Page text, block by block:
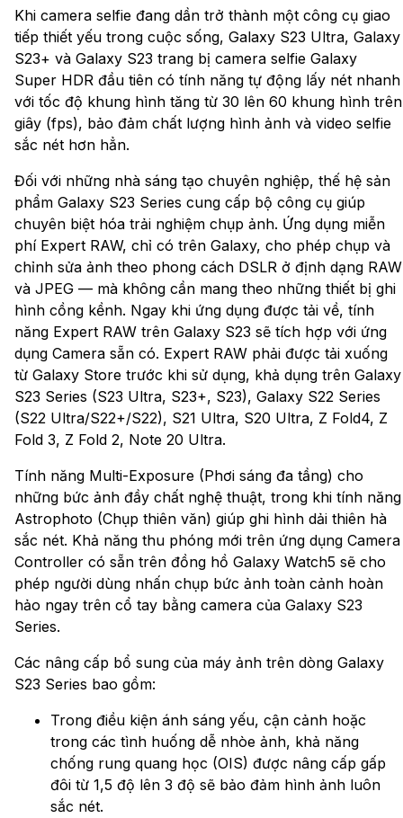
Khi camera selfie đang dần trở thành một công cụ giao
tiếp thiết yếu trong cuộc sống, Galaxy S23 Ultra, Galaxy
S23+ và Galaxy S23 trang bị camera selfie Galaxy
Super HDR đầu tiên có tính năng tự động lấy nét nhanh
với tốc độ khung hình tăng từ 30 lên 60 khung hình trên
giây (fps), bảo đảm chất lượng hình ảnh và video selfie
sắc nét hơn hẳn.
Đối với những nhà sáng tạo chuyên nghiệp, thế hệ sản
phẩm Galaxy S23 Series cung cấp bộ công cụ giúp
chuyên biệt hóa trải nghiệm chụp ảnh. Ứng dụng miễn
phí Expert RAW, chỉ có trên Galaxy, cho phép chụp và
chỉnh sửa ảnh theo phong cách DSLR ở định dạng RAW
và JPEG — mà không cần mang theo những thiết bị ghi
hình cồng kềnh. Ngay khi ứng dụng được tải về, tính
năng Expert RAW trên Galaxy S23 sẽ tích hợp với ứng
dụng Camera sẵn có. Expert RAW phải được tải xuống
từ Galaxy Store trước khi sử dụng, khả dụng trên Galaxy
S23 Series (S23 Ultra, S23+, S23), Galaxy S22 Series
(S22 Ultra/S22+/S22), S21 Ultra, S20 Ultra, Z Fold4, Z
Fold 3, Z Fold 2, Note 20 Ultra.
Tính năng Multi-Exposure (Phơi sáng đa tầng) cho
những bức ảnh đầy chất nghệ thuật, trong khi tính năng
Astrophoto (Chụp thiên văn) giúp ghi hình dải thiên hà
sắc nét. Khả năng thu phóng mới trên ứng dụng Camera
Controller có sẵn trên đồng hồ Galaxy Watch5 sẽ cho
phép người dùng nhấn chụp bức ảnh toàn cảnh hoàn
hảo ngay trên cổ tay bằng camera của Galaxy S23
Series.
Các nâng cấp bổ sung của máy ảnh trên dòng Galaxy
S23 Series bao gồm:
Trong điều kiện ánh sáng yếu, cận cảnh hoặc
trong các tình huống dễ nhòe ảnh, khả năng
chống rung quang học (OIS) được nâng cấp gấp
đôi từ 1,5 độ lên 3 độ sẽ bảo đảm hình ảnh luôn
sắc nét.